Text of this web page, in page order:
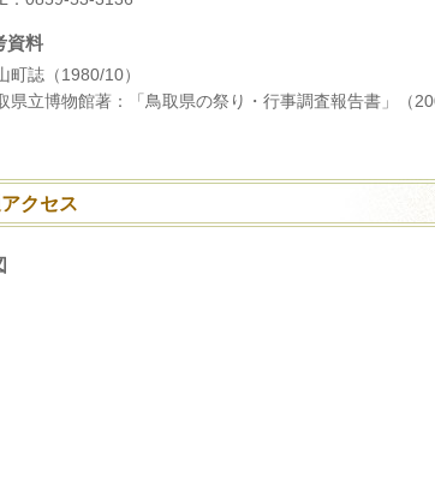
資料
町誌（1980/10）
県立博物館著：「鳥取県の祭り・行事調査報告書」（
クセス